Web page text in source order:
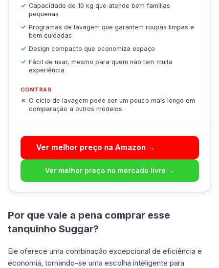
Capacidade de 10 kg que atende bem famílias
pequenas
Programas de lavagem que garantem roupas limpas e
bem cuidadas
Design compacto que economiza espaço
Fácil de usar, mesmo para quem não tem muita
experiência
CONTRAS
O ciclo de lavagem pode ser um pouco mais longo em
comparação a outros modelos
Ver melhor preço na Amazon →
Ver melhor preço no mercado livre →
Por que vale a pena comprar esse
tanquinho Suggar?
Ele oferece uma combinação excepcional de eficiência e
economia, tornando-se uma escolha inteligente para